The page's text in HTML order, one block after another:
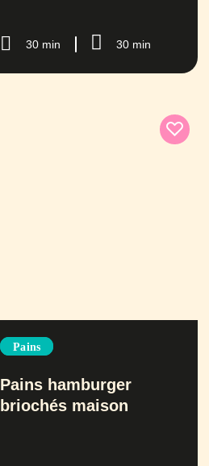
30 min 30 min
Pains
Pains hamburger
briochés maison